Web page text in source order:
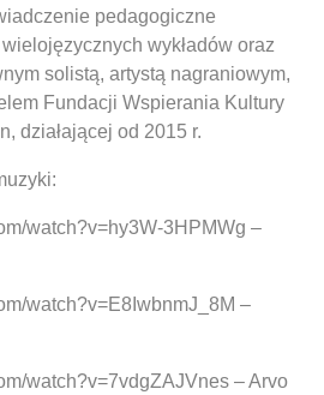
pedagogiczne
wykładów oraz
solistą, artystą nagraniowym,
Fundacji Wspierania Kultury
działającej od 2015 r.
watch?v=hy3W-3HPMWg –
watch?v=E8IwbnmJ_8M –
watch?v=7vdgZAJVnes – Arvo